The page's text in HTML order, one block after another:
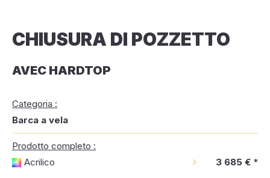
CHIUSURA DI POZZETTO
AVEC HARDTOP
Categoria :
Barca a vela
Prodotto completo :
Acrilico
3 685 € *